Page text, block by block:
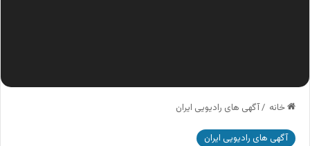
خانه /آگهی های رادیویی ایران
آگهی های رادیویی ایران